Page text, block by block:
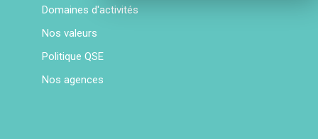
Domaines d'activités
Nos valeurs
Politique QSE
Nos agences